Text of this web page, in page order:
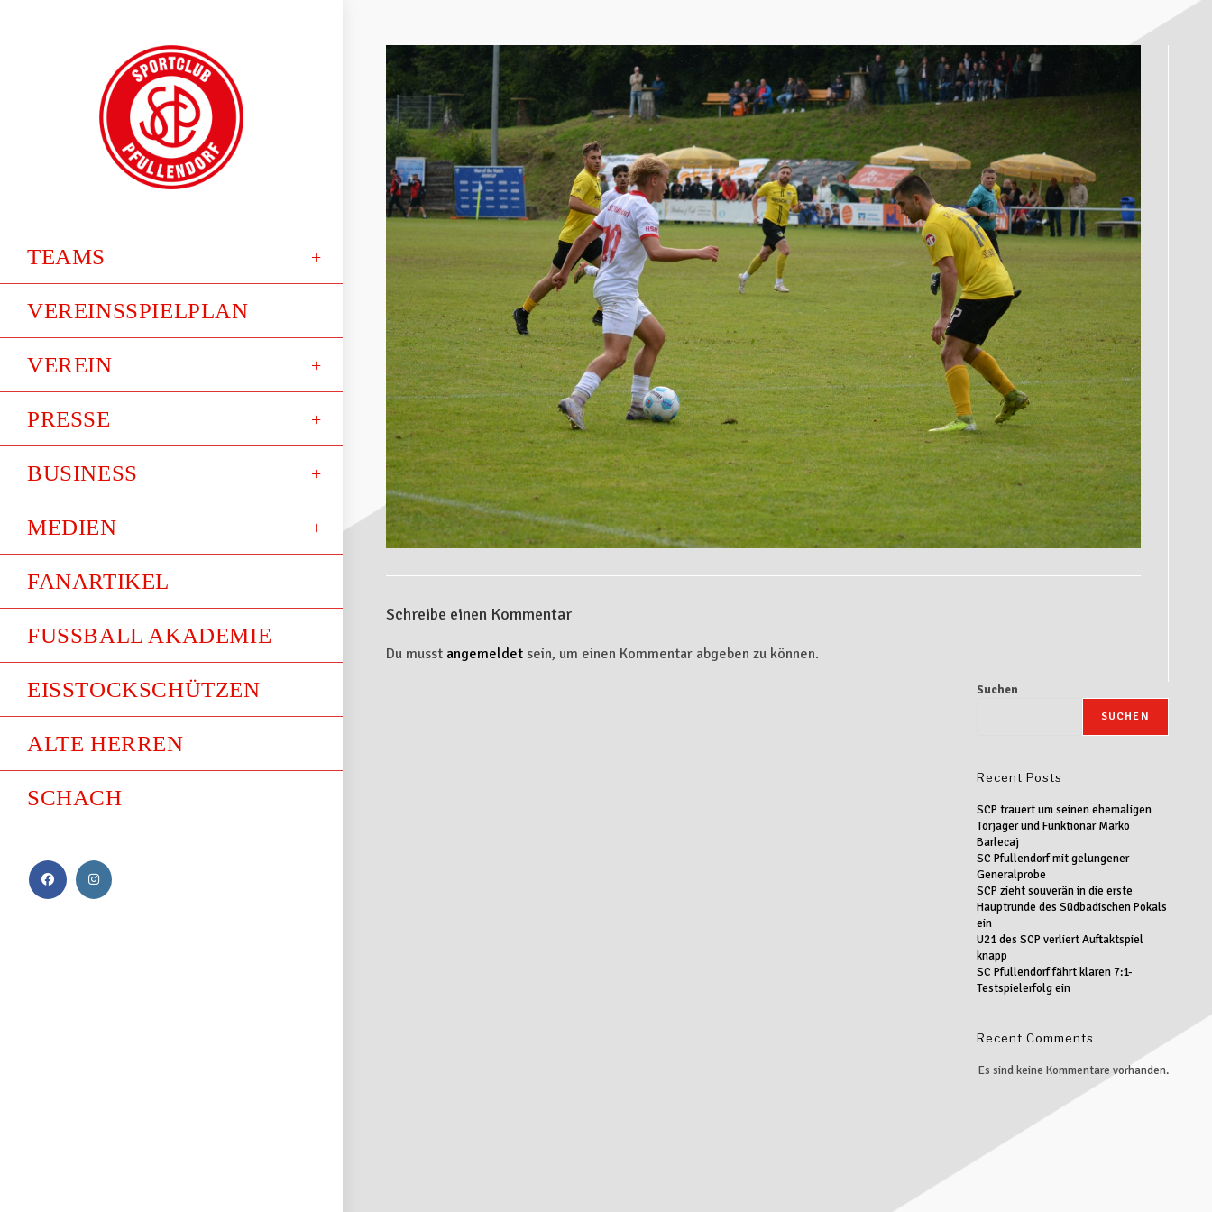
TEAMS
VEREINSSPIELPLAN
VEREIN
PRESSE
BUSINESS
MEDIEN
FANARTIKEL
FUSSBALL AKADEMIE
EISSTOCKSCHÜTZEN
ALTE HERREN
SCHACH
Schreibe einen Kommentar
Du musst angemeldet sein, um einen Kommentar abgeben zu können.
Suchen
SUCHEN
Recent Posts
SCP trauert um seinen ehemaligen
Torjäger und Funktionär Marko
Barlecaj
SC Pfullendorf mit gelungener
Generalprobe
SCP zieht souverän in die erste
Hauptrunde des Südbadischen Pokals
ein
U21 des SCP verliert Auftaktspiel
knapp
SC Pfullendorf fährt klaren 7:1-
Testspielerfolg ein
Recent Comments
Es sind keine Kommentare vorhanden.